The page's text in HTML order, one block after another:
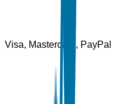
Visa, Mastercard, PayPal